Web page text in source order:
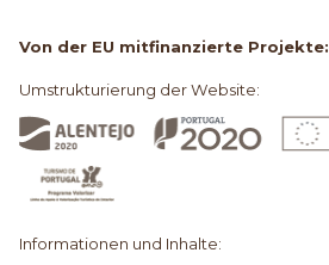
Von der EU mitfinanzierte Projekte:
Umstrukturierung der Website:
Informationen und Inhalte: